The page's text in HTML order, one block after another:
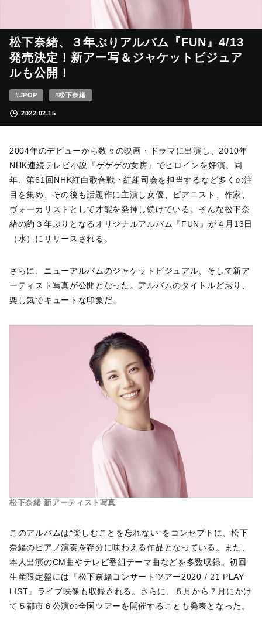
松下奈緒、３年ぶりアルバム『FUN』4/13
発売決定！新アー写＆ジャケットビジュア
ルも公開！
#JPOP #松下奈緒
2022.02.15
2004年のデビューから数々の映画・ドラマに出演し、2010年
NHK連続テレビ小説『ゲゲゲの女房』でヒロインを好演。同
年、第61回NHK紅白歌合戦・紅組司会を担当するなど多くの注
目を集め、その後も話題作に主演し女優、ピアニスト、作家、
ヴォーカリストとして才能を発揮し続けている。そんな松下奈
緒の約３年ぶりとなるオリジナルアルバム『FUN』が４月13日
（水）にリリースされる。
さらに、ニューアルバムのジャケットビジュアル、そして新ア
ーティスト写真が公開となった。アルバムのタイトルどおり、
楽し気でキュートな印象だ。
松下奈緒 新アーティスト写真
このアルバムは“楽しむことを忘れない”をコンセプトに、松下
奈緒のピアノ演奏を存分に味わえる作品となっている。また、
本人出演のCM曲やテレビ番組テーマ曲などを多数収録。初回
生産限定盤には『松下奈緒コンサートツアー2020 / 21 PLAY
LIST』ライブ映像も収録される。さらに、５月から７月にかけ
て５都市６公演の全国ツアーを開催することも発表となった。